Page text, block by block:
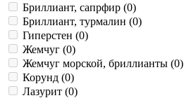
Бриллиант, сапрфир (0)
Бриллиант, турмалин (0)
Гиперстен (0)
Жемчуг (0)
Жемчуг морской, бриллианты (0)
Корунд (0)
Лазурит (0)